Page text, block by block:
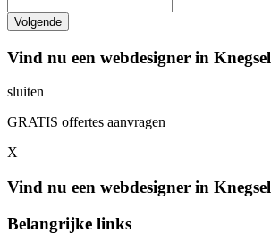
Vind nu een webdesigner in Knegsel
sluiten
GRATIS offertes aanvragen
X
Vind nu een webdesigner in Knegsel
Belangrijke links